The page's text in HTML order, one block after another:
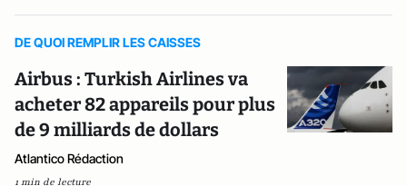
DE QUOI REMPLIR LES CAISSES
Airbus : Turkish Airlines va
acheter 82 appareils pour plus
de 9 milliards de dollars
Atlantico Rédaction
1 min de lecture